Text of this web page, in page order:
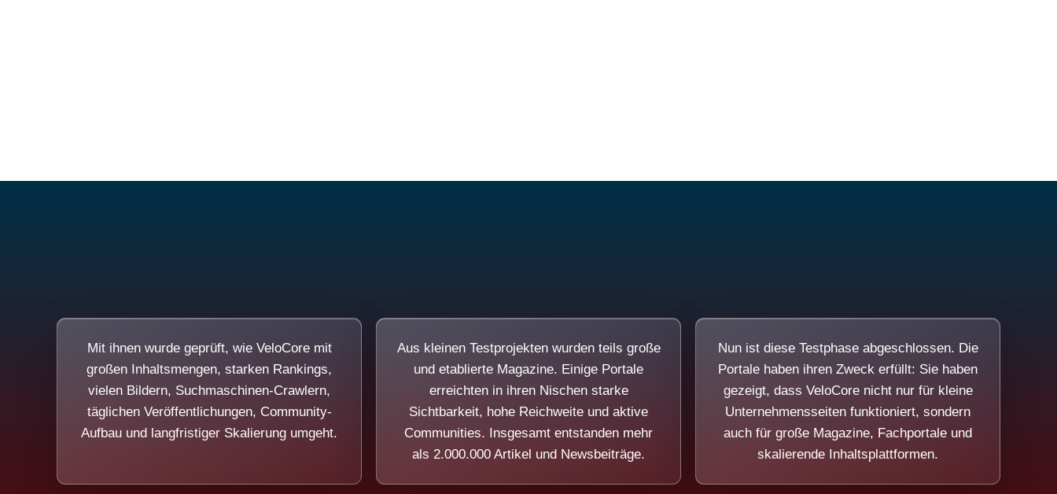
Mit ihnen wurde geprüft, wie VeloCore mit
großen Inhaltsmengen, starken Rankings,
vielen Bildern, Suchmaschinen-Crawlern,
täglichen Veröffentlichungen, Community-
Aufbau und langfristiger Skalierung umgeht.
Aus kleinen Testprojekten wurden teils große
und etablierte Magazine. Einige Portale
erreichten in ihren Nischen starke
Sichtbarkeit, hohe Reichweite und aktive
Communities. Insgesamt entstanden mehr
als 2.000.000 Artikel und Newsbeiträge.
Nun ist diese Testphase abgeschlossen. Die
Portale haben ihren Zweck erfüllt: Sie haben
gezeigt, dass VeloCore nicht nur für kleine
Unternehmensseiten funktioniert, sondern
auch für große Magazine, Fachportale und
skalierende Inhaltsplattformen.